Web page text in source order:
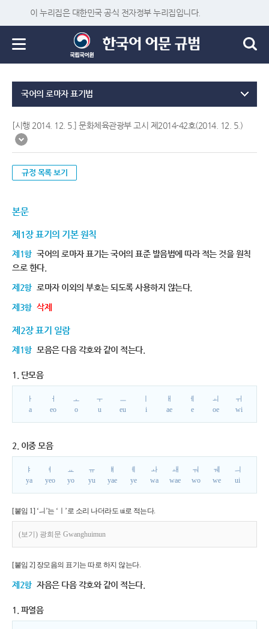
이 누리집은 대한민국 공식 전자정부 누리집입니다.
국어의 로마자 표기법
[시행 2014. 12. 5.] 문화체육관광부 고시 제2014-42호(2014. 12. 5.)
규정 목록 보기
본문
제1장 표기의 기본 원칙
제1항 국어의 로마자 표기는 국어의 표준 발음법에 따라 적는 것을 원칙
으로 한다.
제2항 로마자 이외의 부호는 되도록 사용하지 않는다.
제3항 삭제
제2장 표기 일람
제1항 모음은 다음 각호와 같이 적는다.
1. 단모음
ㅏ
a
ㅓ
eo
ㅗ
o
ㅜ
u
ㅡ
eu
i
ㅐ
ae
ㅔ
e
ㅚ
oe
ㅟ
wi
2. 이중 모음
ㅑ
ya
ㅕ
yeo
ㅛ
yo
ㅠ
yu
ㅒ
yae
ㅖ
ye
ㅘ
wa
ㅙ
wae
ㅝ
wo
ㅞ
we
ㅢ
ui
[붙임 1] ‘ㅢ’는 ‘ㅣ’로 소리 나더라도 ui로 적는다.
(보기) 광희문 Gwanghuimun
[붙임 2] 장모음의 표기는 따로 하지 않는다.
제2항 자음은 다음 각호와 같이 적는다.
1. 파열음